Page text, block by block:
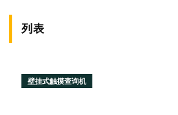
列表
壁挂式触摸查询机